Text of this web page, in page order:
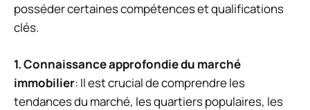
posséder certaines compétences et qualifications
clés.
1. Connaissance approfondie du marché
immobilier: Il est crucial de comprendre les
tendances du marché, les quartiers populaires, les